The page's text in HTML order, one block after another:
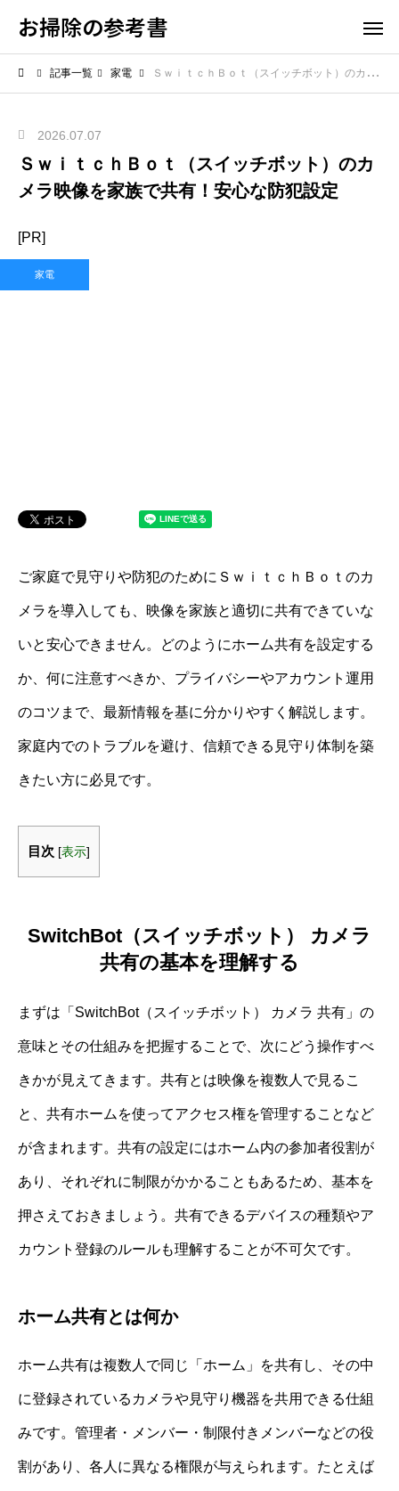
お掃除の参考書
記事一覧 家電 ＳｗｉｔｃｈＢｏｔ（スイッチボット）のカメラ映像を家族で共有！安心な防犯設定
2026.07.07
ＳｗｉｔｃｈＢｏｔ（スイッチボット）のカ
メラ映像を家族で共有！安心な防犯設定
[PR]
家電
ご家庭で見守りや防犯のためにＳｗｉｔｃｈＢｏｔのカ
メラを導入しても、映像を家族と適切に共有できていな
いと安心できません。どのようにホーム共有を設定する
か、何に注意すべきか、プライバシーやアカウント運用
のコツまで、最新情報を基に分かりやすく解説します。
家庭内でのトラブルを避け、信頼できる見守り体制を築
きたい方に必見です。
目次 [表示]
SwitchBot（スイッチボット） カメラ
共有の基本を理解する
まずは「SwitchBot（スイッチボット） カメラ 共有」の
意味とその仕組みを把握することで、次にどう操作すべ
きかが見えてきます。共有とは映像を複数人で見るこ
と、共有ホームを使ってアクセス権を管理することなど
が含まれます。共有の設定にはホーム内の参加者役割が
あり、それぞれに制限がかかることもあるため、基本を
押さえておきましょう。共有できるデバイスの種類やア
カウント登録のルールも理解することが不可欠です。
ホーム共有とは何か
ホーム共有は複数人で同じ「ホーム」を共有し、その中
に登録されているカメラや見守り機器を共用できる仕組
みです。管理者・メンバー・制限付きメンバーなどの役
割があり、各人に異なる権限が与えられます。たとえば